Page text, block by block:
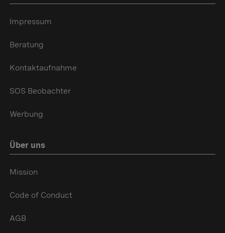
Impressum
Beratung
Kontaktaufnahme
SOS Beobachter
Werbung
Über uns
Mission
Code of Conduct
AGB